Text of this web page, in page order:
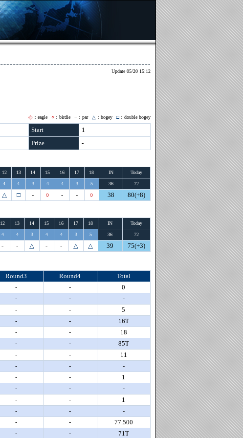
Update 05/20 15:12
◎：eagle ○：birdie − ：par △ ：bogey □：double bogey
Start
1
Prize -
12 13 14 15 16 17 18 IN Today
4 4 3 4 4 3 5 36 72
△ □ - ○ - - ○ 38 80(+8)
12 13 14 15 16 17 18 IN Today
4 4 3 4 4 3 5 36 72
- - △ - - △ △ 39 75(+3)
Round3 Round4 Total
- -
0
- - -
- -
5
- - 16T
- -
18
- - 85T
- -
11
- - -
- -
1
- - -
- -
1
- - -
- -
77.500
- - 71T